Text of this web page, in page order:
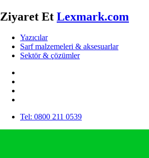
Ziyaret Et Lexmark.com
Yazıcılar
Sarf malzemeleri & aksesuarlar
Sektör & çözümler
Tel: 0800 211 0539